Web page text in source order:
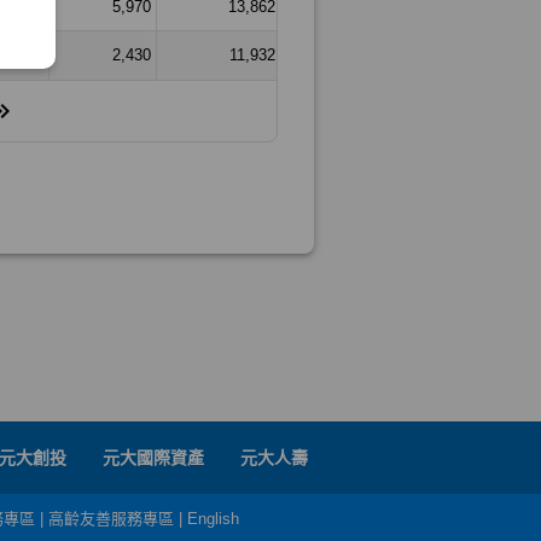
元大創投 元大國際資產 元大人壽
區 高齡友善服務專區 English